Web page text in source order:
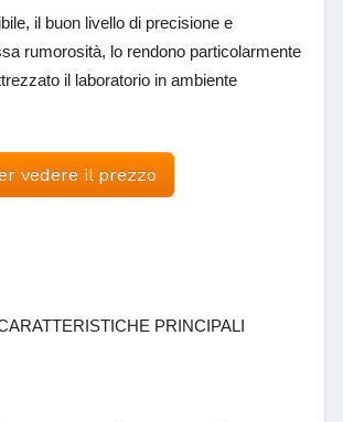
il buon livello di precisione e
rumorosità, lo rendono particolarmente
il laboratorio in ambiente
vedere il prezzo
PRINCIPALI